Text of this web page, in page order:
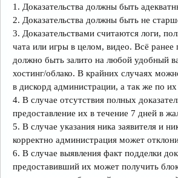
1. Доказательства должны быть
2. Доказательства должны быть не
3. Доказательствами считаются логи,
чата или игры в целом, видео. Всё ранее
должно быть залито на любой удобный
хостинг/облако. В крайних случаях
в дискорд администрации, а так же по
4. В случае отсутствия полных
предоставление их в течение 7 дней в
5. В случае указания ника заявителя и
корректно администрация может
6. В случае выявления факт подделки
предоставивший их может получить